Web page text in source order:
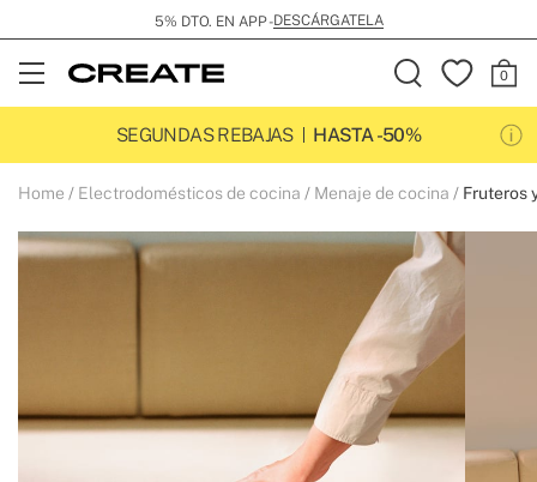
5% DTO. EN APP -DESCÁRGATELA
Open
Menu
SEGUNDAS REBAJAS
HASTA -50%
Home Electrodomésticos de cocina Menaje de cocina Fruteros